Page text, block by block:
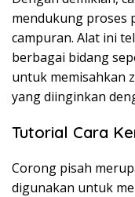
mendukung proses
campuran. Alat ini
berbagai bidang
untuk memisahkan
yang diinginkan
Tutorial Cara
Corong pisah
digunakan untuk